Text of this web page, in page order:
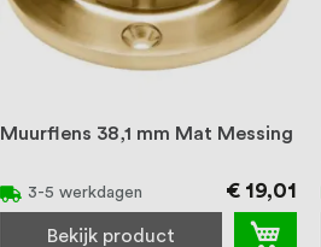
Muurflens 38,1 mm Mat Messing
3-5 werkdagen € 19,01
Bekijk product